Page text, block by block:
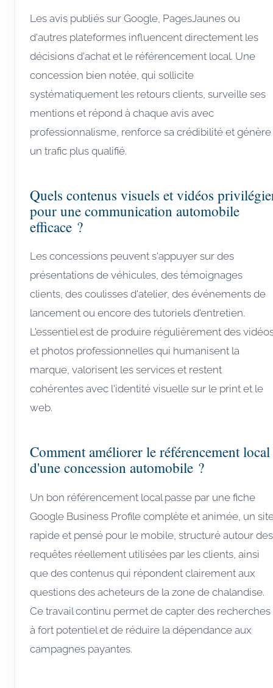
Les avis publiés sur Google, PagesJaunes ou
d'autres plateformes influencent directement les
décisions d'achat et le référencement local. Une
concession bien notée, qui sollicite
systématiquement les retours clients, surveille ses
mentions et répond à chaque avis avec
professionnalisme, renforce sa crédibilité et génère
un trafic plus qualifié.
Quels contenus visuels et vidéos
pour une communication automobile
efficace ?
Les concessions peuvent s'appuyer sur des
présentations de véhicules, des témoignages
clients, des coulisses d'atelier, des événements de
lancement ou encore des tutoriels d'entretien.
L'essentiel est de produire régulièrement des
et photos professionnelles qui humanisent la
marque, valorisent les services et restent
cohérentes avec l'identité visuelle sur le print et le
web.
Comment améliorer le référencement local
d'une concession automobile ?
Un bon référencement local passe par une fiche
Google Business Profile complète et animée, un
rapide et pensé pour le mobile, structuré autour des
requêtes réellement utilisées par les clients, ainsi
que des contenus qui répondent clairement aux
questions des acheteurs de la zone de chalandise.
Ce travail continu permet de capter des recherches
à fort potentiel et de réduire la dépendance aux
campagnes payantes.